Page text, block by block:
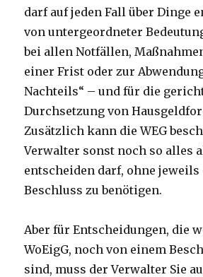
darf auf jeden Fall über Dinge
von untergeordneter
bei allen Notfällen,
einer Frist oder zur
Nachteils“ – und für die
Durchsetzung von
Zusätzlich kann die WEG
Verwalter sonst noch so alles
entscheiden darf, ohne jeweils
Beschluss zu benötigen.
Aber für Entscheidungen, die
WoEigG, noch von einem
sind, muss der Verwalter Sie